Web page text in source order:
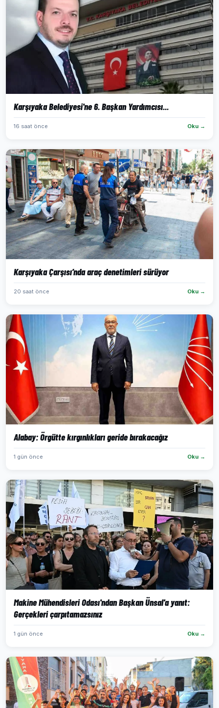
Karşıyaka Belediyesi'ne 6. Başkan Yardımcısı...
16 saat önce Oku →
Karşıyaka Çarşısı’nda araç denetimleri sürüyor
20 saat önce Oku →
Alabay: Örgütte kırgınlıkları geride bırakacağız
1 gün önce Oku →
Makine Mühendisleri Odası'ndan Başkan Ünsal'a yanıt:
Gerçekleri çarpıtamazsınız
1 gün önce Oku →